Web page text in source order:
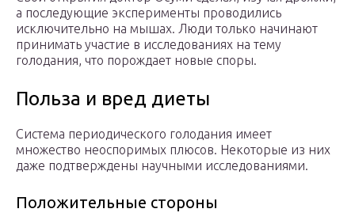
а последующие эксперименты проводились
исключительно на мышах. Люди только начинают
принимать участие в исследованиях на тему
голодания, что порождает новые споры.
Польза и вред диеты
Система периодического голодания имеет
множество неоспоримых плюсов. Некоторые из них
даже подтверждены научными исследованиями.
Положительные стороны